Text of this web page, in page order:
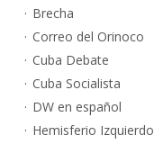
Brecha
Correo del Orinoco
Cuba Debate
Cuba Socialista
DW en español
Hemisferio Izquierdo